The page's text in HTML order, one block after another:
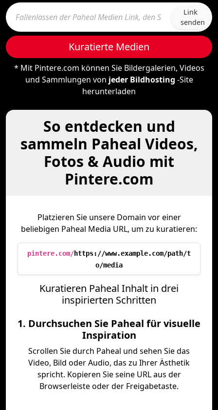
Link
senden
Kuratierte Medien
* Mit Pintere.com können Sie Bildergalerien, Videos
und Sammlungen von jeder Bildhosting -Site
herunterladen
So entdecken und
sammeln Paheal Videos,
Fotos & Audio mit
Pintere.com
Platzieren Sie unsere Domain vor einer
beliebigen Paheal Media URL, um zu kuratieren:
pintere.com/https://www.example.com/path/t
o/media
Kuratieren Paheal Inhalt in drei
inspirierten Schritten
1. Durchsuchen Sie Paheal für visuelle
Inspiration
Scrollen Sie durch Paheal und sehen Sie das
Video, Bild oder Audio, das zu Ihrer Ästhetik
spricht. Kopieren Sie seine URL aus der
Browserleiste oder der Freigabetaste.